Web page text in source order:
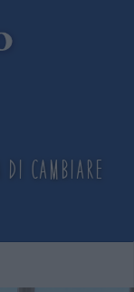
di cambiare